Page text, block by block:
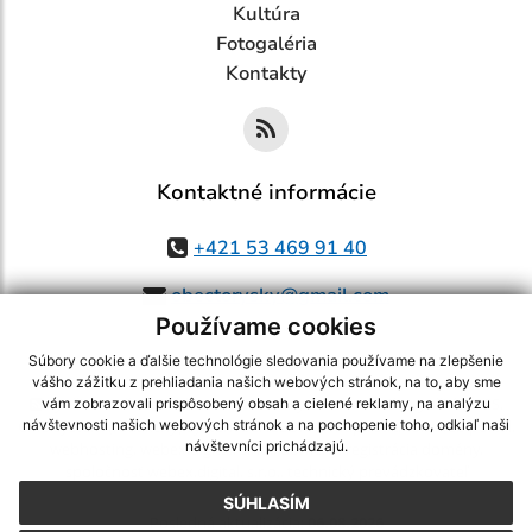
Používame cookies
Súbory cookie a ďalšie technológie sledovania používame na zlepšenie
vášho zážitku z prehliadania našich webových stránok, na to, aby sme
vám zobrazovali prispôsobený obsah a cielené reklamy, na analýzu
návštevnosti našich webových stránok a na pochopenie toho, odkiaľ naši
návštevníci prichádzajú.
SÚHLASÍM
Kultúra
Fotogaléria
Kontakty
Kontaktné informácie
+421 53 469 91 40
obectorysky@gmail.com
využite možnosť získavania aktuálnych informácií s využitím RSS
CMS systém (redakčný) systém ECHELON 2,Mapa stránok,web portál
webex.digital, s.r.o.,domény,registrácia domény
Posledná aktualizácia:06.08.2026